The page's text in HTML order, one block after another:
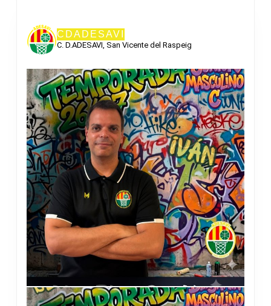
CDADESAVI
C. D.ADESAVI, San Vicente del Raspeig